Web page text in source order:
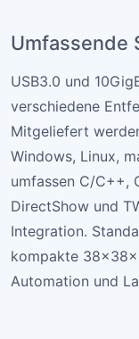
Umfassende
USB3.0 und
verschiedene
Mitgeliefert
Windows, Linux,
umfassen C/C++,
DirectShow und
Integration.
kompakte
Automation und